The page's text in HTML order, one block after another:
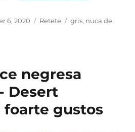
6, 2020 Categories
Retete Tags
gris, nuca de
negresa
Desert
foarte gustos